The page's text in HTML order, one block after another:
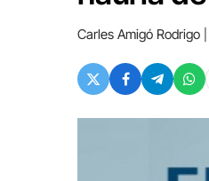
Carles Amigó Rodrigo